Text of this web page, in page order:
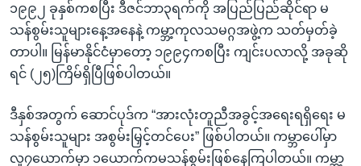
၁၉၉၂ ခုနှစ်ကစပြီး ဒီဇင်ဘာ၃ရက်ကို အပြည်ပြည်ဆိုင်ရာ မ
သန်စွမ်းသူများနေ့အနေနဲ့ ကမ္ဘာ့ကုလသမဂ္ဂအဖွဲ့က သတ်မှတ်ခဲ့
တာပါ။ မြန်မာနိုင်ငံမှာတော့ ၁၉၉၄ကစပြီး ကျင်းပလာလို့ အခုဆို
ရင် (၂၅)ကြိမ်ရှိပြီဖြစ်ပါတယ်။
ဒီနှစ်အတွက် ဆောင်ပုဒ်က “အားလုံးတူညီအခွင့်အရေးရရှိရေး မ
သန်စွမ်းသူများ အစွမ်းမြှင့်တင်ပေး” ဖြစ်ပါတယ်။ ကမ္ဘာပေါ်မှာ
လူ၇ယောက်မှာ ၁ယောက်ကမသန်စွမ်းဖြစ်နေကြပါတယ်။ ကမ္ဘာ့